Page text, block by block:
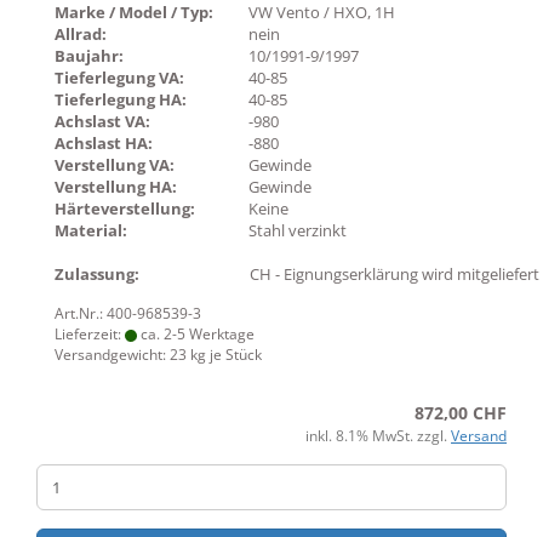
Marke / Model / Typ:
VW Vento / HXO, 1H
Allrad:
nein
Baujahr:
10/1991-9/1997
Tieferlegung VA:
40-85
Tieferlegung HA:
40-85
Achslast VA:
-980
Achslast HA:
-880
Verstellung VA:
Gewinde
Verstellung HA:
Gewinde
Härteverstellung:
Keine
Material:
Stahl verzinkt
Zulassung:
CH - Eignungserklärung wird mitgeliefert
Art.Nr.: 400-968539-3
Lieferzeit:
ca. 2-5 Werktage
Versandgewicht:23 kg je Stück
872,00 CHF
inkl. 8.1% MwSt. zzgl. Versand